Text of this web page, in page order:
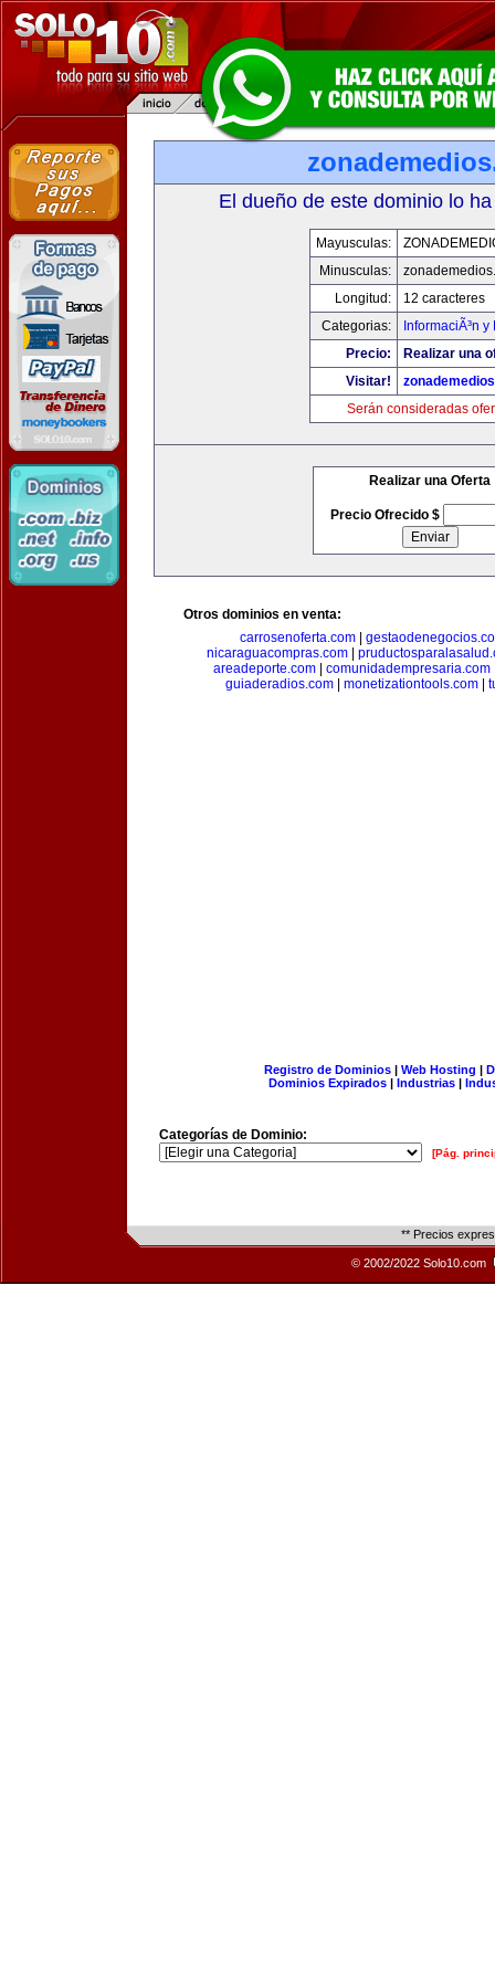
El dueño de este dominio lo
Mayusculas:
Minusculas:
Longitud:
12 caracteres
Categorias:
InformaciÃ³n
Precio:
Realizar una
Visitar!
Serán consideradas
Realizar una Oferta
Precio Ofrecido $
Otros dominios en venta:
carrosenoferta.com
nicaraguacompras.com
areadeporte.com| comunidadempresaria.com
guiaderadios.com| monetizationtools.com|
Registro de Dominios| Web Hosting |
Dominios Expirados | Industrias |
Categorías de Dominio:
[Pág.
** Precios
© 2002/2022 Solo10.com